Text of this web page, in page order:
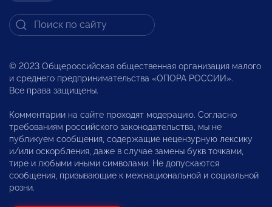
© 2023 Общероссийская общественная организация малого
и среднего предпринимательства «ОПОРА РОССИИ».
Все права защищены.
Комментарии на сайте проходят модерацию. Согласно
требованиям российского законодательства, мы не
публикуем сообщения, содержащие нецензурную лексику
и/или оскорбления, даже в случае замены букв точками,
тире и любыми иными символами. Не допускаются
сообщения, призывающие к межнациональной и социальной
розни.